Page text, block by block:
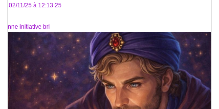
Le 02/11/25 à 12:13:25
Bonne initiative bri